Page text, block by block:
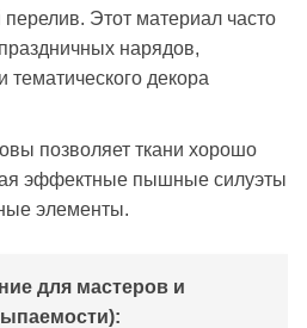
Этот материал часто
нарядов,
тематического декора
позволяет ткани хорошо
эффектные пышные силуэты
элементы.
для мастеров и